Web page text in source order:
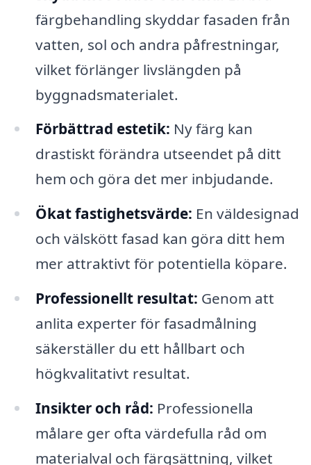
färgbehandling skyddar fasaden från
vatten, sol och andra påfrestningar,
vilket förlänger livslängden på
byggnadsmaterialet.
Förbättrad estetik: Ny färg kan
drastiskt förändra utseendet på ditt
hem och göra det mer inbjudande.
Ökat fastighetsvärde: En väldesignad
och välskött fasad kan göra ditt hem
mer attraktivt för potentiella köpare.
Professionellt resultat: Genom att
anlita experter för fasadmålning
säkerställer du ett hållbart och
högkvalitativt resultat.
Insikter och råd: Professionella
målare ger ofta värdefulla råd om
materialval och färgsättning, vilket